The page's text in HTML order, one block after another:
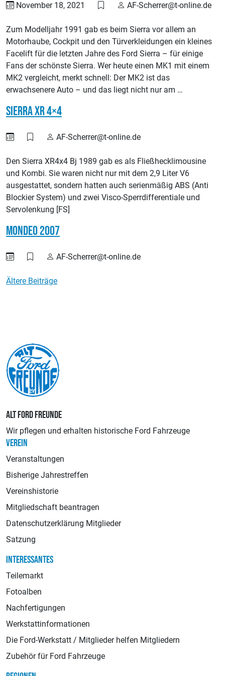
November 18, 2021 AF-Scherrer@t-online.de
Zum Modelljahr 1991 gab es beim Sierra vor allem an
Motorhaube, Cockpit und den Türverkleidungen ein kleines
Facelift für die letzten Jahre des Ford Sierra – für einige
Fans der schönste Sierra. Wer heute einen MK1 mit einem
MK2 vergleicht, merkt schnell: Der MK2 ist das
erwachsenere Auto – und das liegt nicht nur am …
Sierra XR 4×4
AF-Scherrer@t-online.de
Den Sierra XR4x4 Bj 1989 gab es als Fließhecklimousine
und Kombi. Sie waren nicht nur mit dem 2,9 Liter V6
ausgestattet, sondern hatten auch serienmäßig ABS (Anti
Blockier System) und zwei Visco-Sperrdifferentiale und
Servolenkung [FS]
Mondeo 2007
AF-Scherrer@t-online.de
Beitragsnavigation
Ältere Beiträge
ALT FORD FREUNDE
Wir pflegen und erhalten historische Ford Fahrzeuge
VEREIN
Veranstaltungen
Bisherige Jahrestreffen
Vereinshistorie
Mitgliedschaft beantragen
Datenschutzerklärung Mitglieder
Satzung
INTERESSANTES
Teilemarkt
Fotoalben
Nachfertigungen
Werkstattinformationen
Die Ford-Werkstatt / Mitglieder helfen Mitgliedern
Zubehör für Ford Fahrzeuge